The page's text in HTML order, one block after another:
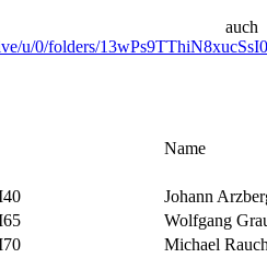
auch
u/0/folders/
Name
Johann
Wolfgang
Michael